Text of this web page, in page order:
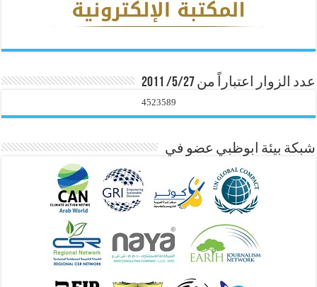
عدد الزوار اعتباراً من 5/27/ 2011
4523589
شبكة بيئة ابوظبي عضو في